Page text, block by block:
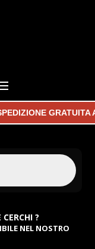
GRATUITA A
?
NEL NOSTRO